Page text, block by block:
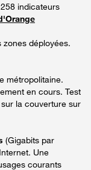
indicateurs
zones déployées.
métropolitaine.
en cours. Test
sur la couverture sur
(Gigabits par
Une
courants